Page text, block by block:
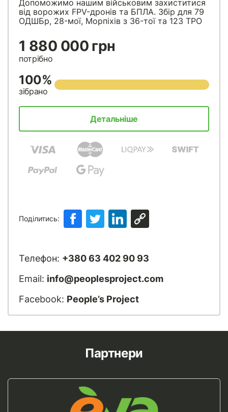
Допоможимо нашим військовим захиститися
від ворожих FPV-дронів та БПЛА. Збір для 79
ОДШБр, 28-мої, Морпіхів з 36-тої та 123 ТРО
1 880 000 грн
потрібно
100%
зібрано
Детальніше
Поділитись:
Телефон: +380 63 402 90 93
Email: info@peoplesproject.com
Facebook: People’s Project
Партнери